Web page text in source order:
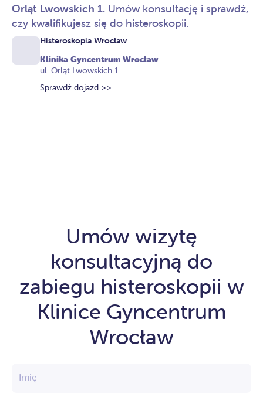
Orląt Lwowskich 1. Umów konsultację i sprawdź,
czy kwalifikujesz się do histeroskopii.
Histeroskopia Wrocław
Klinika Gyncentrum Wrocław
ul. Orląt Lwowskich 1
Sprawdź dojazd >>
Umów wizytę
konsultacyjną do
zabiegu histeroskopii w
Klinice Gyncentrum
Wrocław
Imię